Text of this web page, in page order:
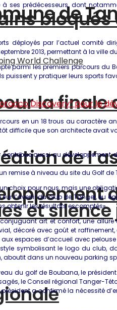
bloqués
la finale
et
de
de
ses prédécesseurs, dont
déployés par l’actuel comité
2013, permettant à la ville
parmi les premiers parcours
y pratiquer leurs sports
en un 18 trous au
difficile que son architecte avait
aussi au
remise à niveau du site du Golf de
choix pour nous, mais une
l’avenir du club de Tanger,
obtenir les résultats escomptés».
art et confort, une
décoré avec goût et
espaces d’accueil avec
symbolisant le logo du club,
dans un nouveau parking
du golf de Boubana, le
le Conseil régional Tanger-
a confirmé la nécessité